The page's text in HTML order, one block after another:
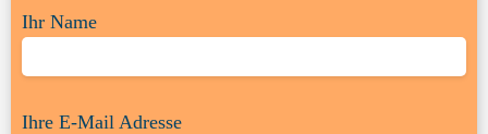
Ihr Name
Ihre E-Mail Adresse